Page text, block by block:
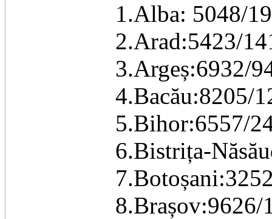
1.Alba: 5048/
2.Arad:5423/
3.Argeș:6932/
4.Bacău:8205/
5.Bihor:6557/
6.Bistrița-
8.Brașov:9626/